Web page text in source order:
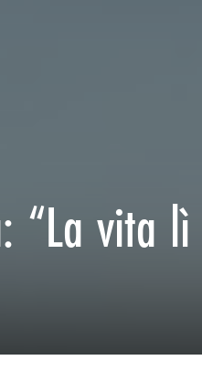
“La vita